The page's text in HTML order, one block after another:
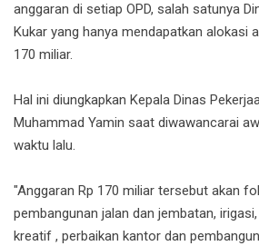
anggaran di setiap OPD, salah satunya
Kukar yang hanya mendapatkan alokasi
170 miliar.
Hal ini diungkapkan Kepala Dinas
Muhammad Yamin saat diwawancarai
waktu lalu.
"Anggaran Rp 170 miliar tersebut akan
pembangunan jalan dan jembatan,
kreatif , perbaikan kantor dan